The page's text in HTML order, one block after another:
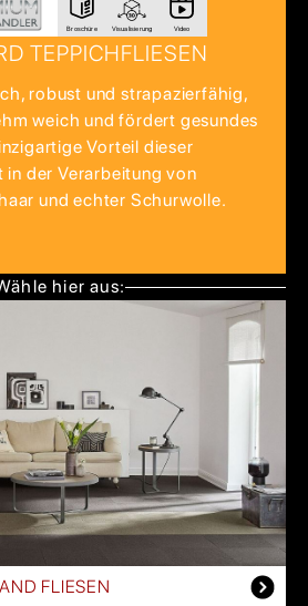
Broschüre Visualisierung Video
TEPPICHFLIESEN
robust und strapazierfähig,
weich und fördert gesundes
Vorteil dieser
in der Verarbeitung von
und echter Schurwolle.
hier aus:
FLIESEN